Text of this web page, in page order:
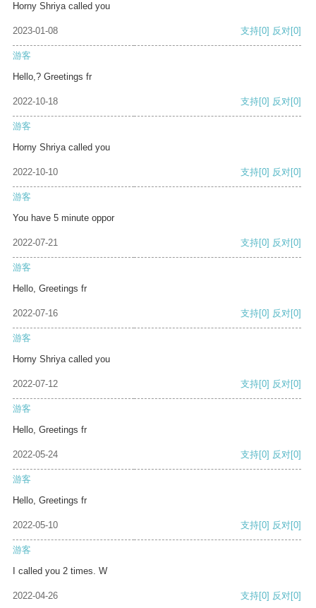
Horny Shriya called you
2023-01-08 支持[0] 反对[0]
游客
Hello,? Greetings fr
2022-10-18 支持[0] 反对[0]
游客
Horny Shriya called you
2022-10-10 支持[0] 反对[0]
游客
You have 5 minute oppor
2022-07-21 支持[0] 反对[0]
游客
Hello, Greetings fr
2022-07-16 支持[0] 反对[0]
游客
Horny Shriya called you
2022-07-12 支持[0] 反对[0]
游客
Hello, Greetings fr
2022-05-24 支持[0] 反对[0]
游客
Hello, Greetings fr
2022-05-10 支持[0] 反对[0]
游客
I called you 2 times. W
2022-04-26 支持[0] 反对[0]